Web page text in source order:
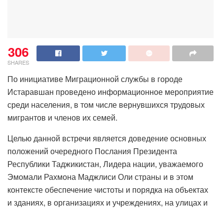
306
SHARES
По инициативе Миграционной службы в городе
Истаравшан проведено информационное мероприятие
среди населения, в том числе вернувшихся трудовых
мигрантов и членов их семей.
Целью данной встречи является доведение основных
положений очередного Послания Президента
Республики Таджикистан, Лидера нации, уважаемого
Эмомали Рахмона Маджлиси Оли страны и в этом
контексте обеспечение чистоты и порядка на объектах
и ​​зданиях, в организациях и учреждениях, на улицах и